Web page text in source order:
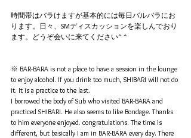
時間帯はバラけますが基本的には毎日バルバラにお
ります。日々、SMディスカッションを楽しんでおり
ます。どうぞ会いに来てください^ ^
※ BAR-BARA is not a place to have a session in the lounge
to enjoy alcohol. If you drink too much, SHIBARI will not do
it. It is a practice to the last.
I borrowed the body of Sub who visited BAR-BARA and
practiced SHIBARI. He also seems to like Bondage. Thanks
to him everyone enjoyed. congratulations. The time is
different, but basically I am in BAR-BARA every day. There